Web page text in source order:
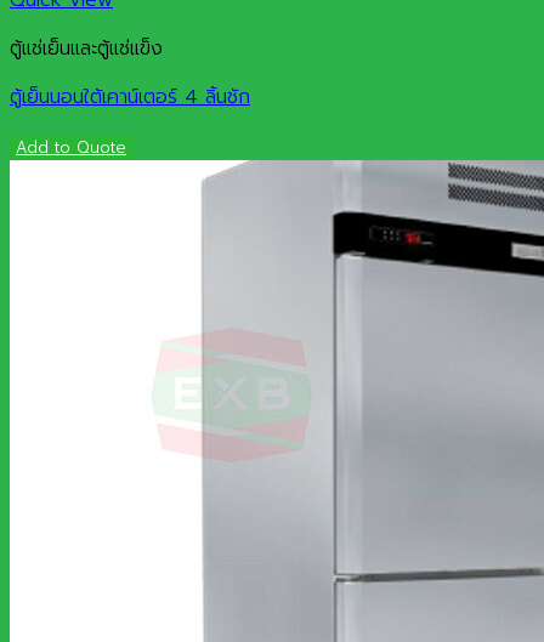
ตู้แช่เย็นและตู้แช่แข็ง
ตู้เย็นนอนใต้เคาน์เตอร์ 4 ลิ้นชัก
Add to Quote